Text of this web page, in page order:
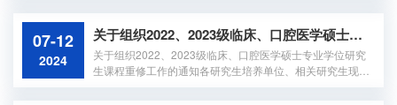
个人培养计划制定和选课事宜，9月8日前导师、学院完成审
核，并打印培养计划（培养管理-培养计划查询-打印）和选
课计划（培养管理-选课结果查询-导出数据-编辑内容，只保
留课程编码、课程名称、...
07-12
2024
关于组织2022、2023级临床、口腔医学硕士专业学位研究生课程重修工作的通知
关于组织2022、2023级临床、口腔医学硕士专业学位研究
生课程重修工作的通知各研究生培养单位、相关研究生现将